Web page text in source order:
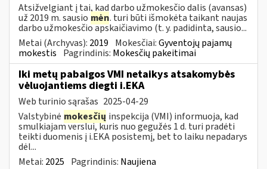
Atsižvelgiant į tai, kad darbo užmokesčio dalis (avansas)
už 2019 m. sausio mėn. turi būti išmokėta taikant naujas
darbo užmokesčio apskaičiavimo (t. y. padidinta, sausio...
Metai (Archyvas): 2019 Mokesčiai:Gyventojų pajamų
mokestis Pagrindinis: Mokesčių pakeitimai
Iki metų pabaigos VMI netaikys atsakomybės
vėluojantiems diegti i.EKA
Web turinio sąrašas 2025-04-29
Valstybinė mokesčių inspekcija (VMI) informuoja, kad
smulkiajam verslui, kuris nuo gegužės 1 d. turi pradėti
teikti duomenis į i.EKA posistemį, bet to laiku nepadarys
dėl...
Metai: 2025 Pagrindinis: Naujiena